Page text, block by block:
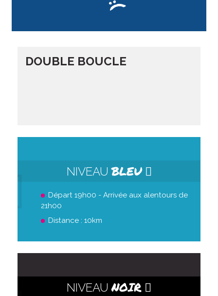
DOUBLE BOUCLE
NIVEAUBLEU
Départ 19h00 - Arrivée aux alentours de
21h00
Distance : 10km
NIVEAUNOIR